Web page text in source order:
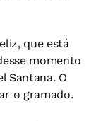
que está
momento
Santana. O
o gramado.